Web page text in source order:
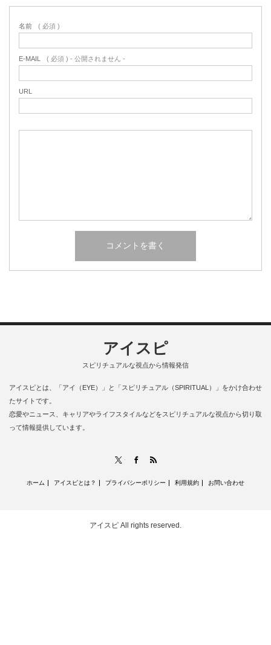
名前 ( 必須 )
E-MAIL ( 必須 ) - 公開されません -
URL
アイスピ
スピリチュアルな視点から情報発信
アイスピとは、「アイ（EYE）」と「スピリチュアル（SPIRITUAL）」をかけ合わせ
たサイトです。
恋愛やニュース、キャリアやライフスタイルなどをスピリチュアルな視点から切り取
って情報提供しています。
Facebook
ホーム アイスピとは？ プライバシーポリシー 利用規約 お問い合わせ
アイスピ All rights reserved.